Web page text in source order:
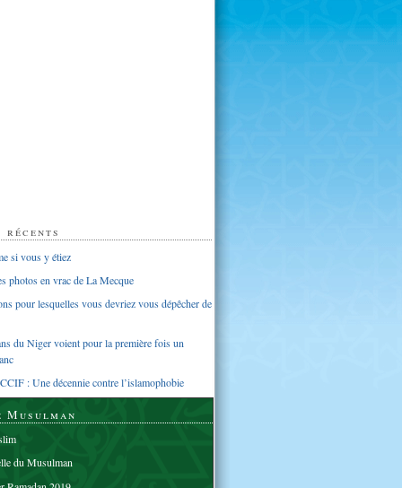
si vous y étiez
photos en vrac de La Mecque
pour lesquelles vous devriez vous dépêcher de
du Niger voient pour la première fois un
: Une décennie contre l’islamophobie
Musulman
du Musulman